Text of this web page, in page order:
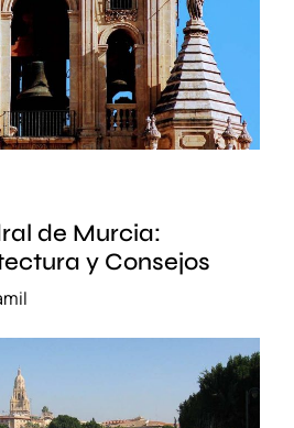
de Murcia:
y Consejos